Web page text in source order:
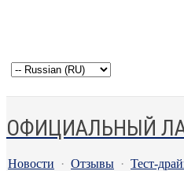
ОФИЦИАЛЬНЫЙ
Новости · Отзывы · Тест-